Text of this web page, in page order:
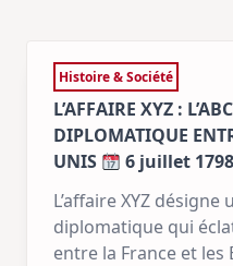
Histoire & Société
L’AFFAIRE XYZ :
DIPLOMATIQUE
UNIS
6 juillet 1798
L’affaire XYZ désigne
diplomatique qui
entre la France et les